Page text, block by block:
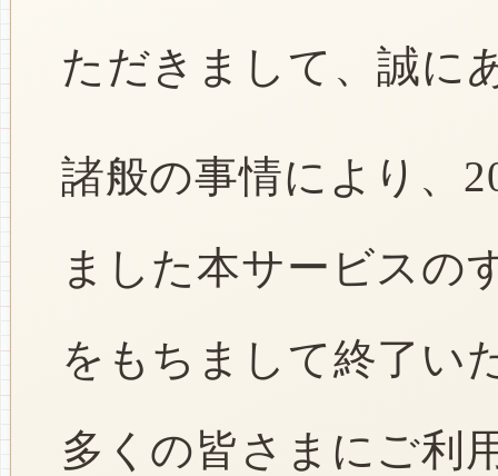
ただきまして、誠に
諸般の事情により、
ました本サービスの
をもちまして終了い
多くの皆さまにご利